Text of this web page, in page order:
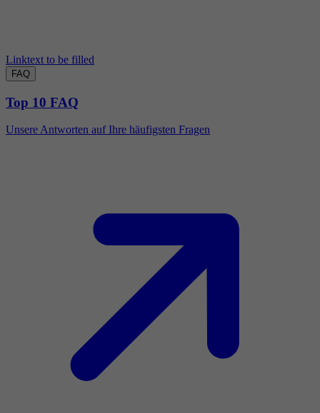
Linktext to be filled
FAQ
Top 10 FAQ
Unsere Antworten auf Ihre häufigsten Fragen